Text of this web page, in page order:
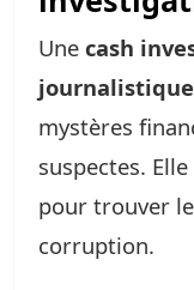
Une cash
journalistique
mystères
suspectes.
pour trouver
corruption.